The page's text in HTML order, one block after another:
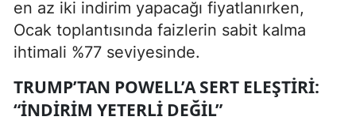
en az iki indirim yapacağı fiyatlanırken,
Ocak toplantısında faizlerin sabit kalma
ihtimali %77 seviyesinde.
TRUMP’TAN POWELL’A SERT ELEŞTIRI:
“İNDIRIM YETERLI DEĞIL”